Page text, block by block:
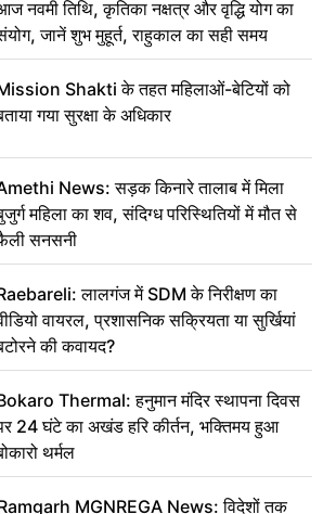
नवमी तिथि, कृतिका नक्षत्र और वृद्धि योग का
जानें शुभ मुहूर्त, राहुकाल का सही समय
Shakti के तहत महिलाओं-बेटियों को
गया सुरक्षा के अधिकार
News: सड़क किनारे तालाब में मिला
महिला का शव, संदिग्ध परिस्थितियों में मौत से
सनसनी
लालगंज में SDM के निरीक्षण का
वायरल, प्रशासनिक सक्रियता या सुर्खियां
की कवायद?
Thermal: हनुमान मंदिर स्थापना दिवस
24 घंटे का अखंड हरि कीर्तन, भक्तिमय हुआ
थर्मल
MGNREGA News: विदेशों तक